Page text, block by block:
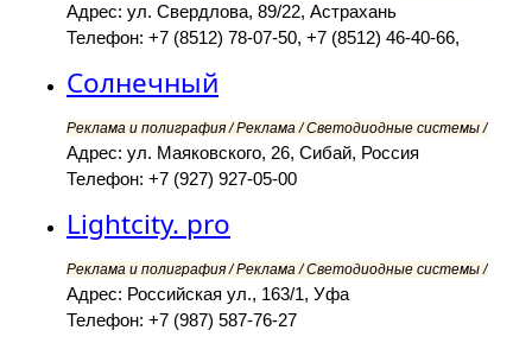
Адрес: ул. Свердлова, 89/22, Астрахань
Телефон: +7 (8512) 78-07-50, +7 (8512) 46-40-66,
Солнечный
Реклама и полиграфия / Реклама / Светодиодные системы /
Адрес: ул. Маяковского, 26, Сибай, Россия
Телефон: +7 (927) 927-05-00
Lightcity. pro
Реклама и полиграфия / Реклама / Светодиодные системы /
Адрес: Российская ул., 163/1, Уфа
Телефон: +7 (987) 587-76-27